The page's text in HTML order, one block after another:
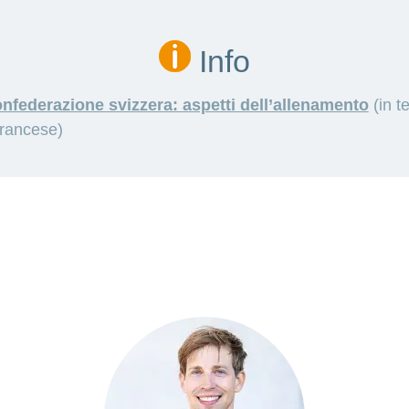
Info
svizzera: aspetti dell’allenamento(in